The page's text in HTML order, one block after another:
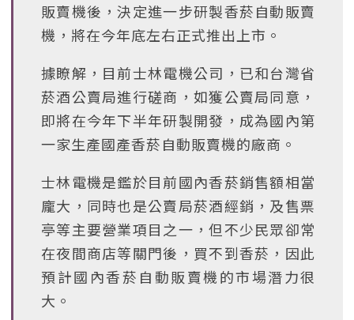
販賣機後，決定進一步研製香菸自動販賣
機，將在今年底左右正式推出上市。
據瞭解，目前士林電機公司，已和台灣省
菸酒公賣局進行磋商，如獲公賣局同意，
即將在今年下半年研製開發，成為國內第
一家生產國產香菸自動販賣機的廠商。
士林電機是鑑於目前國內香菸銷售額相當
龐大，同時也是公賣局菸酒經銷，及售票
亭等主要營業項目之一，但不少民眾卻常
在夜間商店等關門後，買不到香菸，因此
預計國內香菸自動販賣機的市場潛力很
大。